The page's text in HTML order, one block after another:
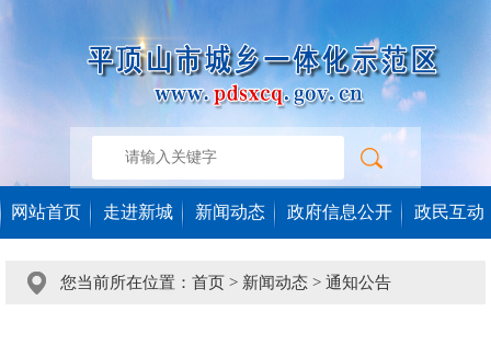
网站首页 走进新城 新闻动态 政府信息公开 政民互动
您当前所在位置： 首页 > 新闻动态 > 通知公告